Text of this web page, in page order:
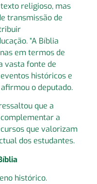
religioso, mas
transmissão de
“A Bíblia
em termos de
vasta fonte de
históricos e
o deputado.
que a
a
que valorizam
dos estudantes.
histórico.